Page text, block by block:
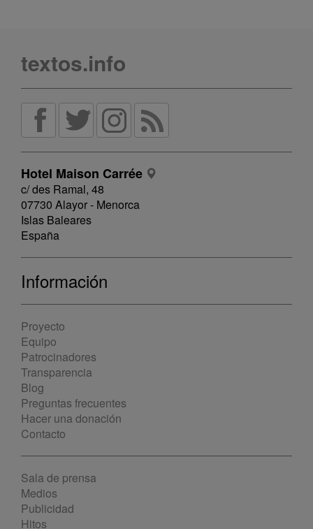
textos.info
Hotel Maison Carrée
c/ des Ramal, 48
07730 Alayor - Menorca
Islas Baleares
España
Información
Proyecto
Equipo
Patrocinadores
Transparencia
Blog
Preguntas frecuentes
Hacer una donación
Contacto
Sala de prensa
Medios
Publicidad
Hitos